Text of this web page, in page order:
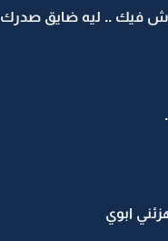
فيك .. ليه ضايق صدرك
ابوي